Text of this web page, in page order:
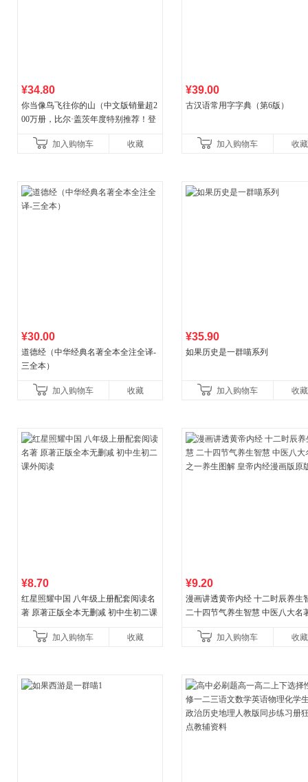
¥34.80
你当像鸟飞往你的山（中文版销量超2
00万册，比尔·盖茨年度特别推荐！登
比你听说的还要
加入购物车 收藏
¥39.00
古汉语常用字字典（第6版）
加入购物车 收藏
¥30.00
道德经（中华经典名著全本全注全译-
三全本）
加入购物车 收藏
¥35.90
如果历史是一群喵系列
加入购物车 收藏
¥8.70
红星照耀中国 八年级上册配套阅读名
著 原著正版全本无删减 初中生初二课
加入购物车
收藏
¥9.20
漫画讲透黄帝内经 十二时辰养生
二十四节气养生智慧 中医八大名
加入购物车
收藏